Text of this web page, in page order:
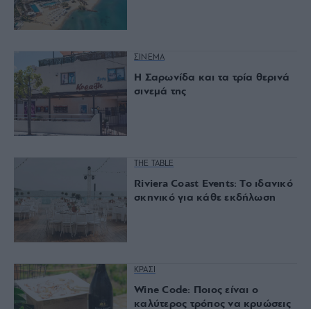
ΣΙΝΕΜΑ
Η Σαρωνίδα και τα τρία θερινά
σινεμά της
THE TABLE
Riviera Coast Events: Το ιδανικό
σκηνικό για κάθε εκδήλωση
ΚΡΑΣΙ
Wine Code: Ποιος είναι ο
καλύτερος τρόπος να κρυώσεις